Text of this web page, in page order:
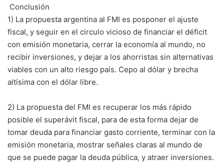
Conclusión
1) La propuesta argentina al FMI es posponer el ajuste
fiscal, y seguir en el circulo vicioso de financiar el déficit
con emisión monetaria, cerrar la economía al mundo, no
recibir inversiones, y dejar a los ahorristas sin alternativas
viables con un alto riesgo país. Cepo al dólar y brecha
altísima con el dólar libre.
2) La propuesta del FMI es recuperar los más rápido
posible el superávit fiscal, para de esta forma dejar de
tomar deuda para financiar gasto corriente, terminar con la
emisión monetaria, mostrar señales claras al mundo de
que se puede pagar la deuda pública, y atraer inversiones.